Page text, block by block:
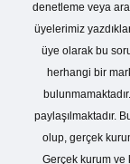
denetleme veya
üyelerimiz
üye olarak bu
herhangi bir
paylaşılmaktadır.
olup, gerçek
Gerçek kurum